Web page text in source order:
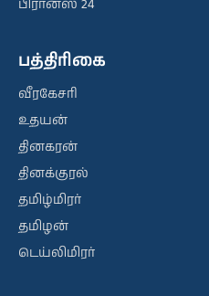
பிரான்ஸ் 24
பத்திரிகை
வீரகேசரி
உதயன்
தினகரன்
தினக்குரல்
தமிழ்மிரர்
தமிழன்
டெய்லிமிரர்